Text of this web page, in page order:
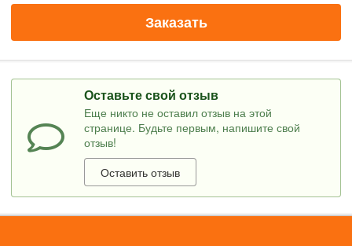
Заказать
Оставьте свой отзыв
Еще никто не оставил отзыв на этой
странице. Будьте первым, напишите свой
отзыв!
Оставить отзыв